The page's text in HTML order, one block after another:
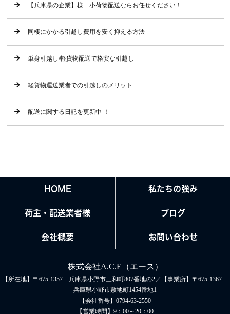
【兵庫県の企業】様 小荷物配送ならお任せください！
同棲にかかる引越し費用を安く抑える方法
単身引越し/軽貨物配送で格安な引越し
軽貨物運送業者での引越しのメリット
配送に関する日記を更新中 ！
HOME 私たちの強み
荷主・配送業者様 ブログ
会社概要 お問い合わせ
株式会社A.C.E（エース）
【所在地】〒675-1357 兵庫県小野市三和町807番地の2／【事業所】〒675-1367
兵庫県小野市敷地町1454番地1
【会社番号】0794-63-2550
【営業時間】9：00～20：00